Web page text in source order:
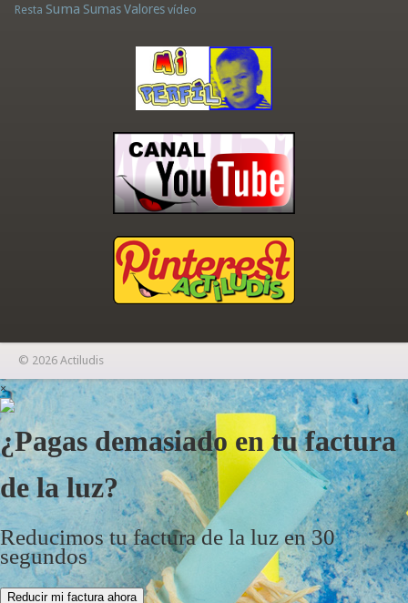
Resta Suma Sumas Valores vídeo
© 2026 Actiludis
×
¿Pagas demasiado en tu factura
de la luz?
Reducimos tu factura de la luz en 30
segundos
Reducir mi factura ahora